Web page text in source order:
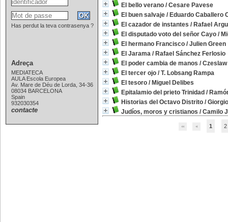
El bello verano /Cesare Pavese
El buen salvaje / Eduardo Caballero
El cazador de instantes / Rafael
El disputado voto del señor Cayo /
El hermano Francisco /Julien Green
El Jarama / Rafael Sánchez Ferlosio
El poder cambia de manos /
El tercer ojo /T. Lobsang Rampa
El tesoro / Miguel Delibes
Epitalamio del prieto Trinidad /
Historias del Octavo Distrito /
Judíos, moros y cristianos /Camilo
1 2
Has perdut la teva contrasenya ?
Adreça
MEDIATECA
AULA Escola Europea
Av. Mare de Déu de Lorda, 34-36
08034 BARCELONA
Spain
932030354
contacte